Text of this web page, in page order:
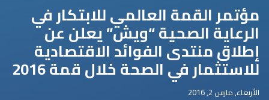
مؤتمر القمة العالمي للابتكار في
الرعاية الصحية “ويش” يعلن عن
إطلاق منتدى الفوائد الاقتصادية
للاستثمار في الصحة خلال قمة 2016
الأربعاء, مارس 2, 2016